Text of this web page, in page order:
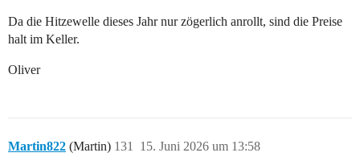
Da die Hitzewelle dieses Jahr nur zögerlich anrollt, sind die Preise
halt im Keller.
Oliver
Martin822 (Martin) 15. Juni 2026 um 13:58
131